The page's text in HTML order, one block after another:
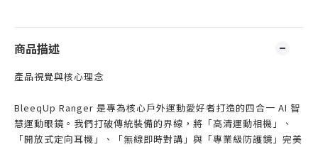
商品描述
產品視覺與核心理念
BleeqUp Ranger 是專為核心戶外運動愛好者打造的四合一 AI 智
慧運動眼鏡。我們打破傳統裝備的界線，將「高清運動相機」、
「開放式定向耳機」、「無線即時對講」與「專業級防護鏡」完美